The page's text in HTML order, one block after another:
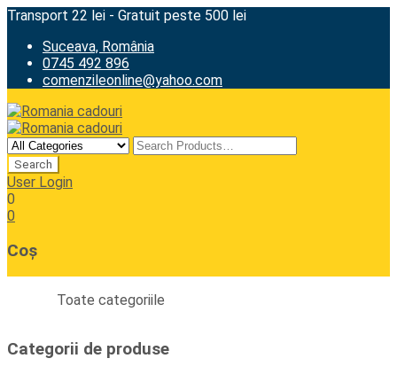
Transport 22 lei - Gratuit peste 500 lei
Suceava, România
0745 492 896
comenzileonline@yahoo.com
User Login
0
0
Coș
Toate categoriile
Categorii de produse